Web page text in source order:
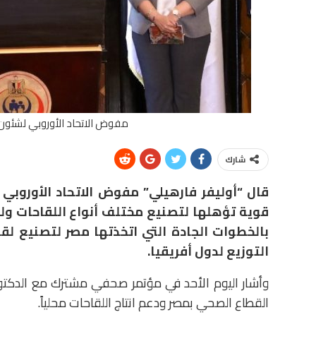
مفوض الاتحاد الأوروبي
شارك
قال “أوليفر فارهيلي” مفوض الاتحاد
قوية تؤهلها لتصنيع مختلف أنواع اللقاحات
بالخطوات الجادة التي اتخذتها مصر لتصنيع
التوزيع لدول أفريقيا.
وأشار اليوم الأحد في مؤتمر صحفي مشترك مع
القطاع الصحي بمصر ودعم انتاج اللقاحات محلياً.